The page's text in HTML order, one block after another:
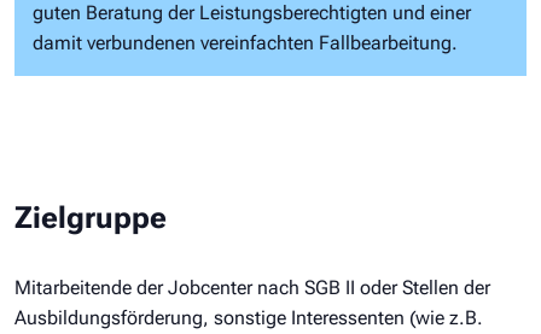
guten Beratung der Leistungsberechtigten und einer
damit verbundenen vereinfachten Fallbearbeitung.
Zielgruppe
Mitarbeitende der Jobcenter nach SGB II oder Stellen der
Ausbildungsförderung, sonstige Interessenten (wie z.B.